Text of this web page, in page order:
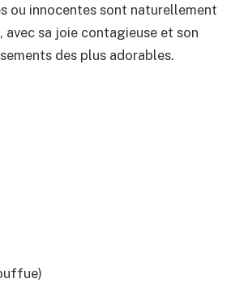
ou innocentes sont naturellement
, avec sa joie contagieuse et son
des plus adorables.